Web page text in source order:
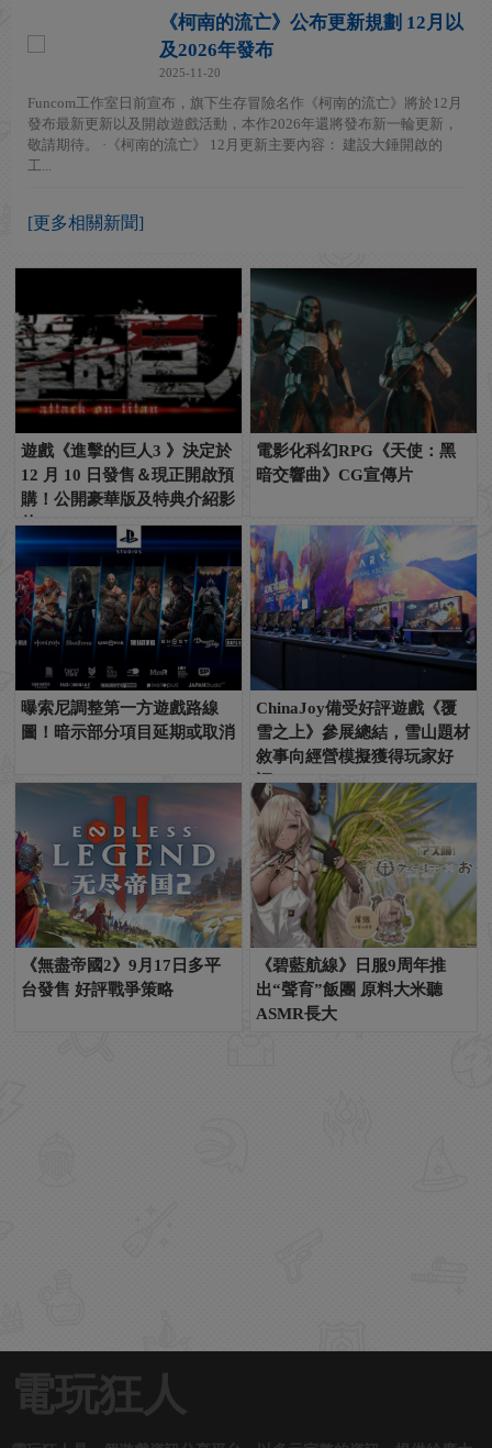
《柯南的流亡》公布更新規劃 12月以
及2026年發布
2025-11-20
Funcom工作室日前宣布，旗下生存冒險名作《柯南的流亡》將於12月
發布最新更新以及開啟遊戲活動，本作2026年還將發布新一輪更新，
敬請期待。 ·《柯南的流亡》 12月更新主要內容： 建設大錘開啟的
工...
[更多相關新聞]
遊戲《進擊的巨人3 》決定於
12 月 10 日發售＆現正開啟預
購！公開豪華版及特典介紹影
片~
電影化科幻RPG《天使：黑
暗交響曲》CG宣傳片
曝索尼調整第一方遊戲路線
圖！暗示部分項目延期或取消
ChinaJoy備受好評遊戲《覆
雪之上》參展總結，雪山題材
敘事向經營模擬獲得玩家好
評！
《無盡帝國2》9月17日多平
台發售 好評戰爭策略
《碧藍航線》日服9周年推
出“聲育”飯團 原料大米聽
ASMR長大
電玩狂人